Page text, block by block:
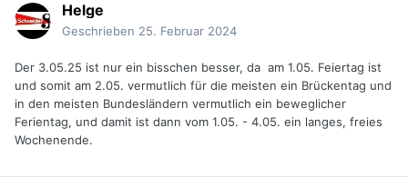
Helge
Geschrieben 25. Februar 2024
Der 3.05.25 ist nur ein bisschen besser, da am 1.05. Feiertag ist
und somit am 2.05. vermutlich für die meisten ein Brückentag und
in den meisten Bundesländern vermutlich ein beweglicher
Ferientag, und damit ist dann vom 1.05. - 4.05. ein langes, freies
Wochenende.